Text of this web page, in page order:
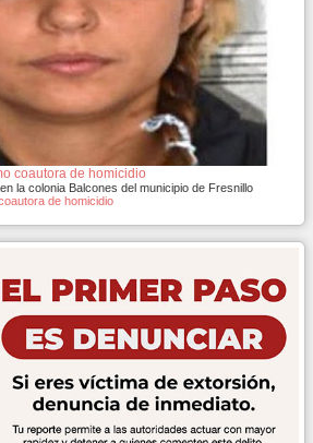
coautora de homicidio
la colonia Balcones del municipio de Fresnillo
de homicidio